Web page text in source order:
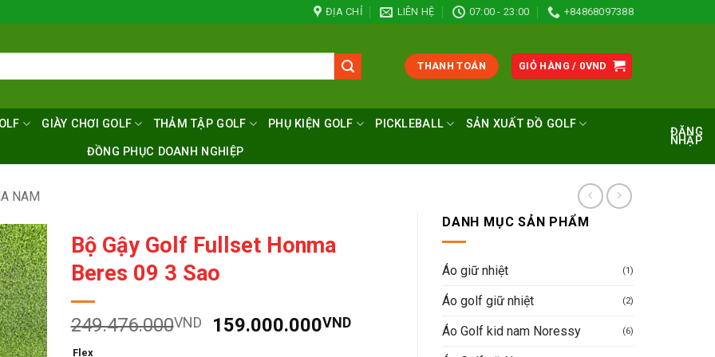
ĐỊA CHỈ LIÊN HỆ 07:00 - 23:00 +84868097388
THANH TOÁN GIỎ HÀNG / 0VND
GIÀY CHƠI GOLF THẢM TẬP GOLF PHỤ KIỆN GOLF PICKLEBALL SẢN XUẤT ĐỒ GOLF
ĐỒNG PHỤC DOANH NGHIỆP
ĐĂNG
NHẬP
NAM
DANH MỤC SẢN PHẨM
Áo giữ nhiệt (1)
Áo golf giữ nhiệt (2)
Áo Golf kid nam Noressy (6)
Bộ Gậy Golf Fullset Honma
Beres 09 3 Sao
249.476.000VND
Giá
159.000.000VNDGiá
Flex